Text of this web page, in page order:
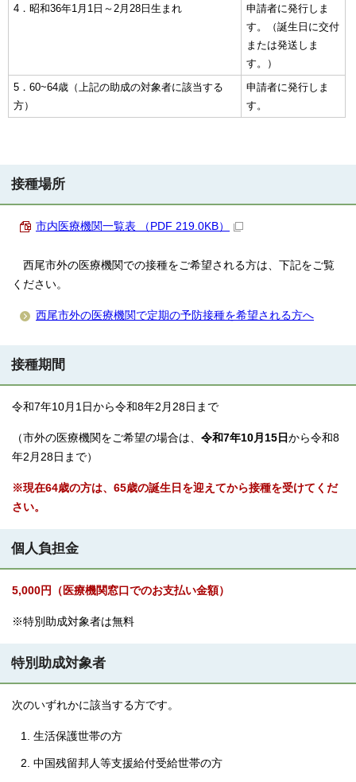
4．昭和36年1月1日～2月28日生まれ
申請者に発行しま
す。（誕生日に交付
または発送しま
す。）
5．60~64歳（上記の助成の対象者に該当する
方）
申請者に発行しま
す。
接種場所
市内医療機関一覧表 （PDF 219.0KB）
西尾市外の医療機関での接種をご希望される方は、下記をご覧
ください。
西尾市外の医療機関で定期の予防接種を希望される方へ
接種期間
令和7年10月1日から令和8年2月28日まで
（市外の医療機関をご希望の場合は、 令和7年10月15日 から令和8
年2月28日まで）
※現在64歳の方は、65歳の誕生日を迎えてから接種を受けてくだ
さい。
個人負担金
5,000円（医療機関窓口でのお支払い金額）
※特別助成対象者は無料
特別助成対象者
次のいずれかに該当する方です。
生活保護世帯の方
中国残留邦人等支援給付受給世帯の方